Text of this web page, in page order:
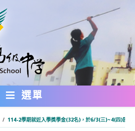
選單
/ 114-2學期就近入學獎學金(32名)，於6/3(三)~4(四)匯入